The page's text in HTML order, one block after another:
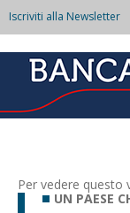
Iscriviti alla Newsletter
Per vedere questo
UN PAESE